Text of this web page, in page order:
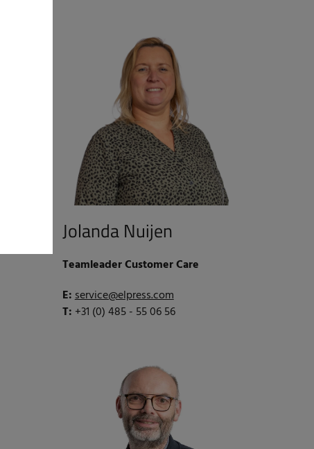
Jolanda Nuijen
Teamleader Customer Care
E:service@elpress.com
T: +31 (0) 485 - 55 06 56